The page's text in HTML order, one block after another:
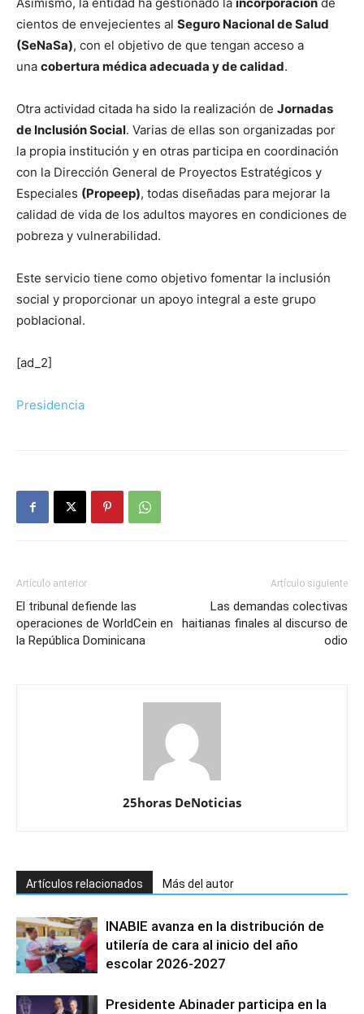
Asimismo, la entidad ha gestionado la incorporación de
cientos de envejecientes al Seguro Nacional de Salud
(SeNaSa), con el objetivo de que tengan acceso a
una cobertura médica adecuada y de calidad.
Otra actividad citada ha sido la realización de Jornadas
de Inclusión Social. Varias de ellas son organizadas por
la propia institución y en otras participa en coordinación
con la Dirección General de Proyectos Estratégicos y
Especiales (Propeep), todas diseñadas para mejorar la
calidad de vida de los adultos mayores en condiciones de
pobreza y vulnerabilidad.
Este servicio tiene como objetivo fomentar la inclusión
social y proporcionar un apoyo integral a este grupo
poblacional.
[ad_2]
Presidencia
Artículo anterior
El tribunal defiende las
operaciones de WorldCein en
la República Dominicana
Artículo siguiente
Las demandas colectivas
haitianas finales al discurso de
odio
25horas DeNoticias
Artículos relacionados Más del autor
INABIE avanza en la distribución de
utilería de cara al inicio del año
escolar 2026-2027
Presidente Abinader participa en la